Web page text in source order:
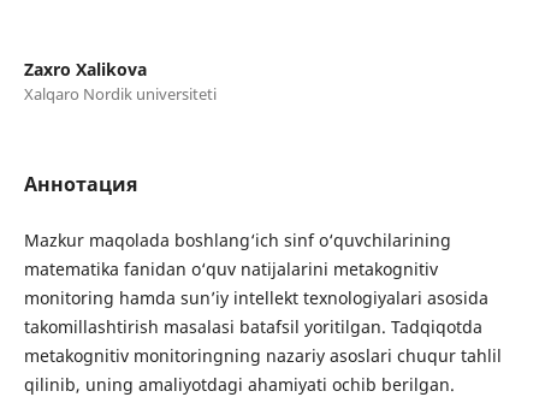
Zaxro Xalikova
Xalqaro Nordik universiteti
Аннотация
Mazkur maqolada boshlang‘ich sinf o‘quvchilarining
matematika fanidan o‘quv natijalarini metakognitiv
monitoring hamda sun’iy intellekt texnologiyalari asosida
takomillashtirish masalasi batafsil yoritilgan. Tadqiqotda
metakognitiv monitoringning nazariy asoslari chuqur tahlil
qilinib, uning amaliyotdagi ahamiyati ochib berilgan.